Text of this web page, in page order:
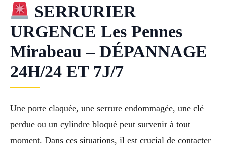
SERRURIER
URGENCE Les Pennes
Mirabeau – DÉPANNAGE
24H/24 ET 7J/7
Une porte claquée, une serrure endommagée, une clé
perdue ou un cylindre bloqué peut survenir à tout
moment. Dans ces situations, il est crucial de contacter